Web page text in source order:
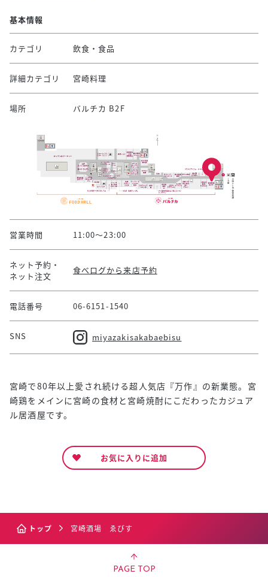
基本情報
カテゴリ 飲食・食品
詳細カテゴリ 宮崎料理
場所 バルチカ B2F
営業時間 11:00～23:00
ネット予約・
ネット注文
食べログから来店予約
電話番号 06-6151-1540
SNS miyazakisakabaebisu
宮崎で80年以上愛され続ける超人気店『万作』の新業態。宮
崎鶏をメインに宮崎の食材と宮崎焼酎にこだわったカジュア
ル居酒屋です。
お気に入りに追加
トップ 宮崎酒場 ゑびす
PAGE TOP